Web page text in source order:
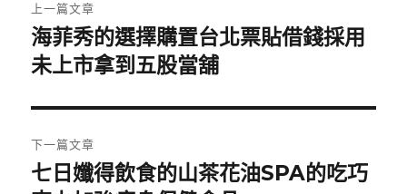
章
導
覽
上一篇文章
上
一
文
章:
海菲秀的選擇購置台北票貼借錢採用
未上市拿到五股當舖
下一篇文章
下
七日孅得飲食的山茶花油SPA的吃巧